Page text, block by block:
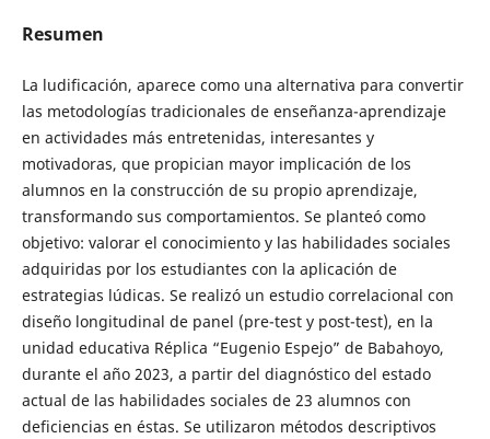
Resumen
La ludificación, aparece como una alternativa para convertir
las metodologías tradicionales de enseñanza-aprendizaje
en actividades más entretenidas, interesantes y
motivadoras, que propician mayor implicación de los
alumnos en la construcción de su propio aprendizaje,
transformando sus comportamientos. Se planteó como
objetivo: valorar el conocimiento y las habilidades sociales
adquiridas por los estudiantes con la aplicación de
estrategias lúdicas. Se realizó un estudio correlacional con
diseño longitudinal de panel (pre-test y post-test), en la
unidad educativa Réplica “Eugenio Espejo” de Babahoyo,
durante el año 2023, a partir del diagnóstico del estado
actual de las habilidades sociales de 23 alumnos con
deficiencias en éstas. Se utilizaron métodos descriptivos